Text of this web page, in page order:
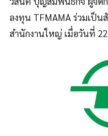
ลงทุน TFMAMA ร่วมเป็
สำนักงานใหญ่ เมื่อวันที่